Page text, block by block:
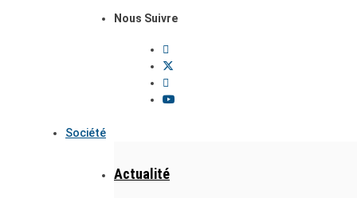
Nous Suivre
Société
Actualité